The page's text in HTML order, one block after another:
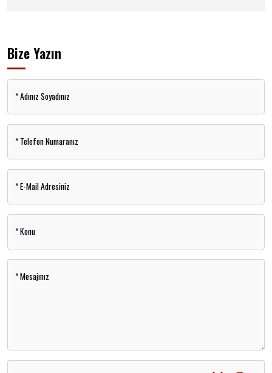
Bize Yazın
*Adınız Soyadınız
* Telefon Numaranız
*E-Mail Adresiniz
*Konu
*Mesajınız